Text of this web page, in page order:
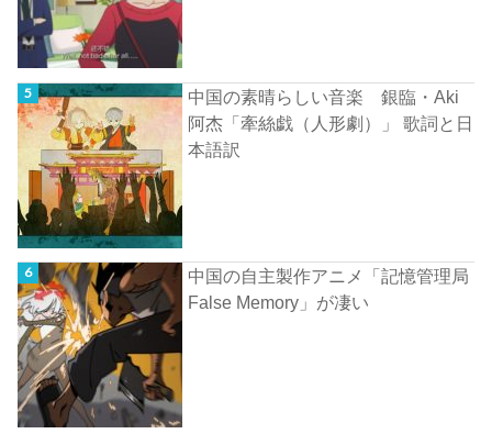
中国の素晴らしい音楽 銀臨・Aki
阿杰「牽絲戯（人形劇）」 歌詞と日
本語訳
中国の自主製作アニメ「記憶管理局
False Memory」が凄い